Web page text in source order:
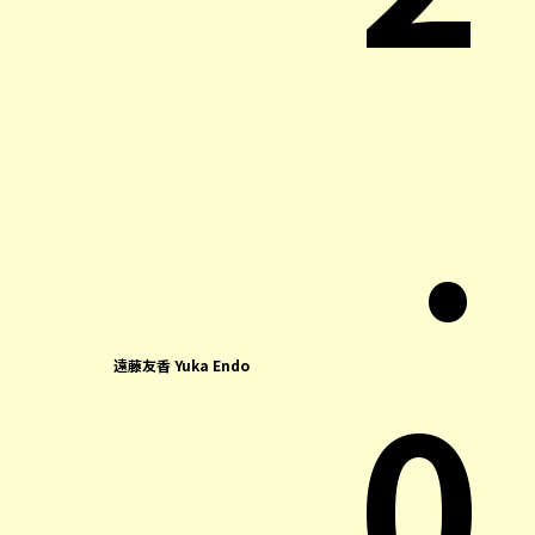
遠藤友香 Yuka Endo
.